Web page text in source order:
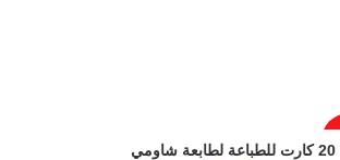
20 كارت للطباعة لطابعة شاومي